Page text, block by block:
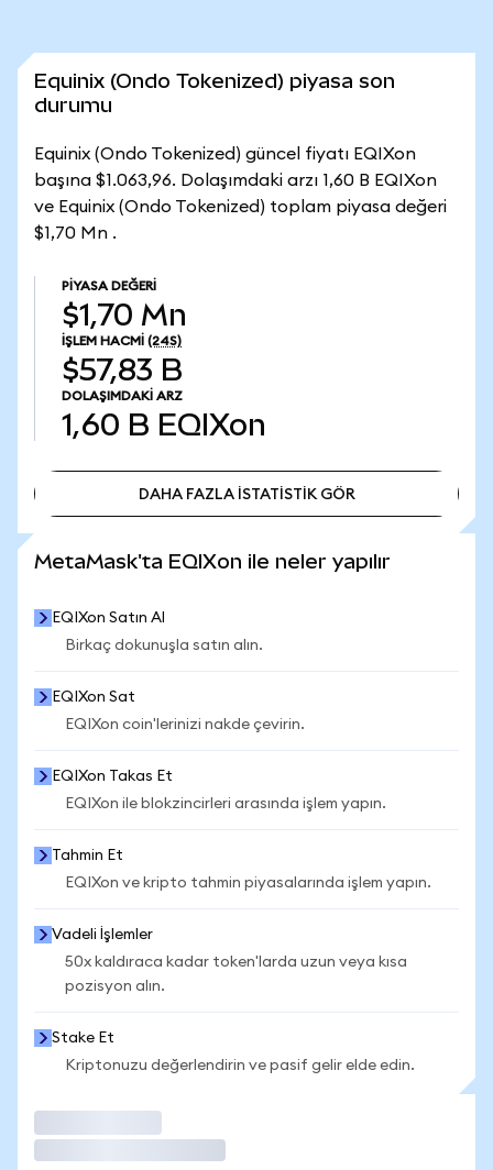
Equinix (Ondo Tokenized) piyasa son
durumu
Equinix (Ondo Tokenized) güncel fiyatı EQIXon
başına $1.063,96. Dolaşımdaki arzı 1,60 B EQIXon
ve Equinix (Ondo Tokenized) toplam piyasa değeri
$1,70 Mn .
PIYASA DEĞERI
$1,70 Mn
İŞLEM HACMI (24S)
$57,83 B
DOLAŞIMDAKI ARZ
1,60 B EQIXon
DAHA FAZLA İSTATİSTİK GÖR
MetaMask'ta EQIXon ile neler yapılır
EQIXon Satın Al
Birkaç dokunuşla satın alın.
EQIXon Sat
EQIXon coin'lerinizi nakde çevirin.
EQIXon Takas Et
EQIXon ile blokzincirleri arasında işlem yapın.
Tahmin Et
EQIXon ve kripto tahmin piyasalarında işlem yapın.
Vadeli İşlemler
50x kaldıraca kadar token'larda uzun veya kısa
pozisyon alın.
Stake Et
Kriptonuzu değerlendirin ve pasif gelir elde edin.